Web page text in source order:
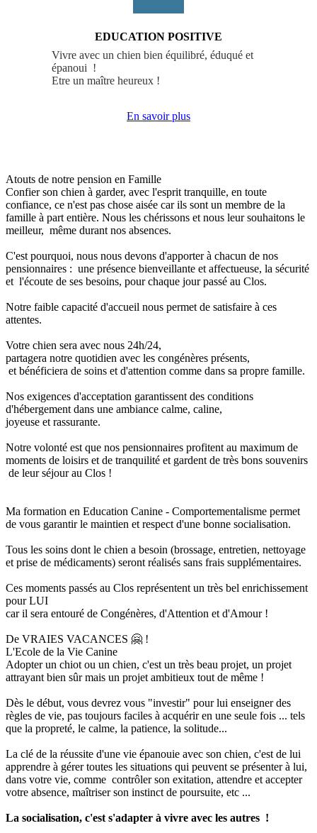
EDUCATION POSITIVE
Vivre avec un chien bien équilibré, éduqué et
épanoui  !
Etre un maître heureux !
En savoir plus
Atouts de notre pension en Famille
Confier son chien à garder, avec l'esprit tranquille, en toute
confiance, ce n'est pas chose aisée car ils sont un membre de la
famille à part entière. Nous les chérissons et nous leur souhaitons le
meilleur, même durant nos absences.
C'est pourquoi, nous nous devons d'apporter à chacun de nos
pensionnaires : une présence bienveillante et affectueuse, la sécurité
et l'écoute de ses besoins, pour chaque jour passé au Clos.
Notre faible capacité d'accueil nous permet de satisfaire à ces
attentes.
Votre chien sera avec nous 24h/24,
partagera notre quotidien avec les congénères présents,
et bénéficiera de soins et d'attention comme dans sa propre famille.
Nos exigences d'acceptation garantissent des conditions
d'hébergement dans une ambiance calme, caline,
joyeuse et rassurante.
Notre volonté est que nos pensionnaires profitent au maximum de
moments de loisirs et de tranquilité et gardent de très bons souvenirs
de leur séjour au Clos !
Ma formation en Education Canine - Comportementalisme permet
de vous garantir le maintien et respect d'une bonne socialisation.
Tous les soins dont le chien a besoin (brossage, entretien, nettoyage
et prise de médicaments) seront réalisés sans frais supplémentaires.
Ces moments passés au Clos représentent un très bel enrichissement
pour LUI
car il sera entouré de Congénères, d'Attention et d'Amour !
De VRAIES VACANCES 🤗 !
L'Ecole de la Vie Canine
Adopter un chiot ou un chien, c'est un très beau projet, un projet
attrayant bien sûr mais un projet ambitieux tout de même !
Dès le début, vous devrez vous "investir" pour lui enseigner des
règles de vie, pas toujours faciles à acquérir en une seule fois ... tels
que la propreté, le calme, la patience, la solitude...
La clé de la réussite d'une vie épanouie avec son chien, c'est de lui
apprendre à gérer toutes les situations qui peuvent se présenter à lui,
dans votre vie, comme contrôler son exitation, attendre et accepter
votre absence, maîtriser son instinct de poursuite, etc ...
La socialisation, c'est s'adapter à vivre avec les autres !